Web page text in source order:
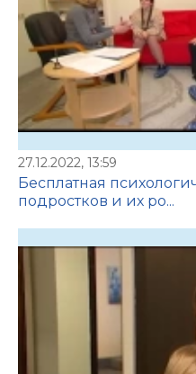
27.12.2022, 13:59
Бесплатная
подростков и их ро...